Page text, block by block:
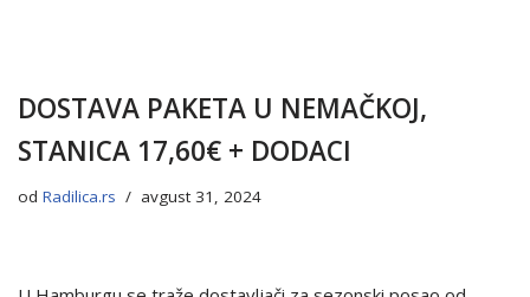
DOSTAVA PAKETA U NEMAČKOJ,
STANICA 17,60€ + DODACI
od Radilica.rs avgust 31, 2024